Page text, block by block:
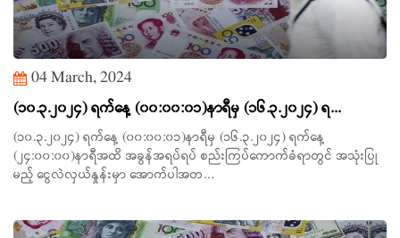
04 March, 2024
(၁၀.၃.၂၀၂၄) ရက်နေ့ (၀၀:၀၀:၀၁)နာရီမှ (၁၆.၃.၂၀၂၄) ရ...
(၁၀.၃.၂၀၂၄) ရက်နေ့ (၀၀:၀၀:၀၁)နာရီမှ (၁၆.၃.၂၀၂၄) ရက်နေ့
(၂၄:၀၀:၀၀)နာရီအထိ အခွန်အရပ်ရပ် စည်းကြပ်ကောက်ခံရာတွင် အသုံးပြု
မည့် ငွေလဲလှယ်နှုန်းမှာ အောက်ပါအတ...